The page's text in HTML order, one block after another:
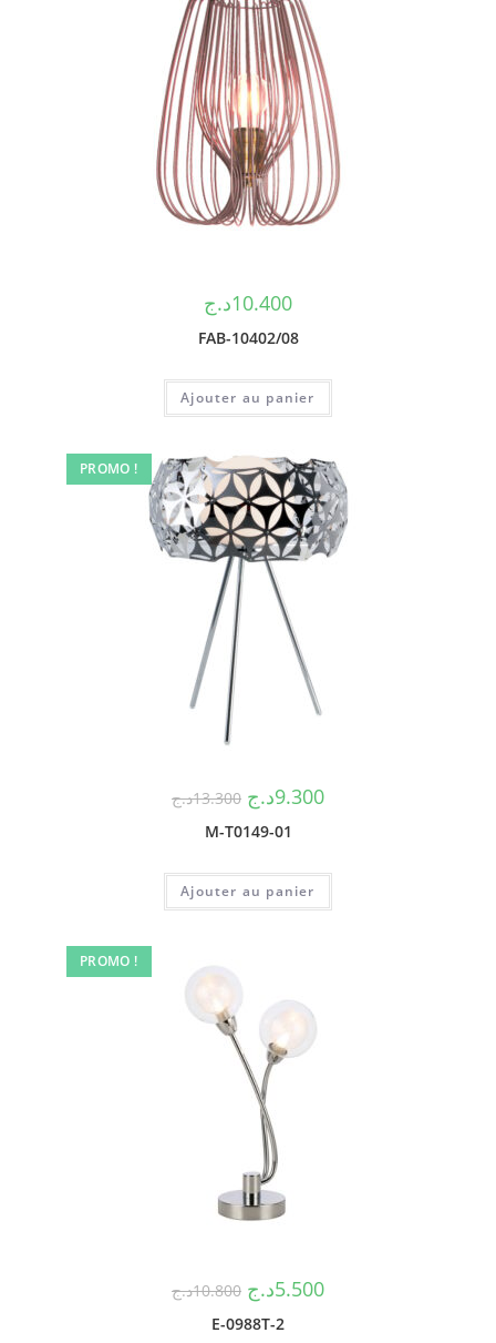
10.400د.ج
FAB-10402/08
Ajouter au panier
PROMO !
13.300د.ج 9.300د.ج
M-T0149-01
Ajouter au panier
PROMO !
10.800د.ج 5.500د.ج
E-0988T-2